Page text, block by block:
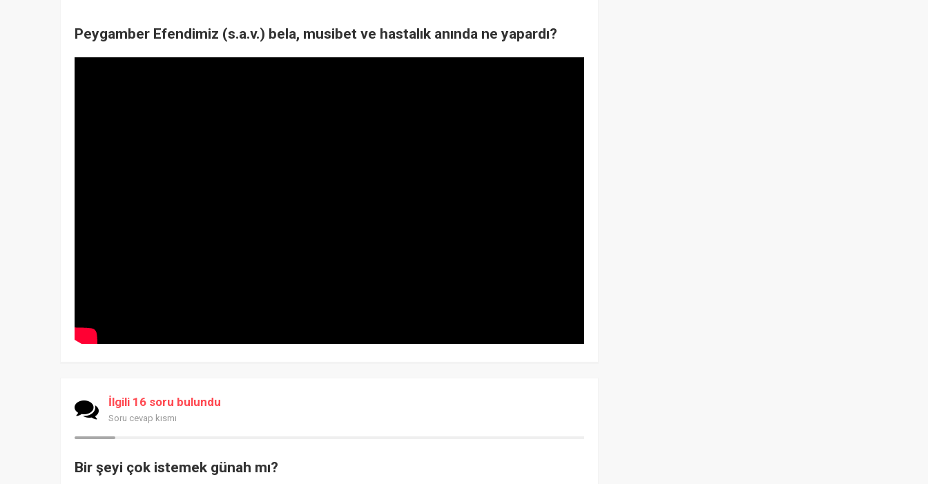
Peygamber Efendimiz (s.a.v.) bela, musibet ve hastalık anında ne yapardı?
İlgili 16 soru bulundu
Soru cevap kısmı
Bir şeyi çok istemek günah mı?